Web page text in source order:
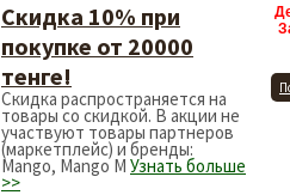
Скидка 10% при
покупке от 20000
тенге!
Скидка распространяется на
товары со скидкой. В акции не
участвуют товары партнеров
(маркетплейс) и бренды:
Mango, Mango M Узнать больше
>>